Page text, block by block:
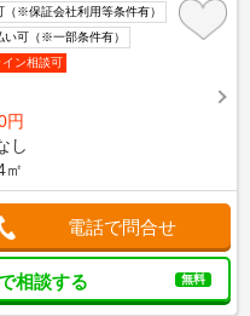
※保証会社利用等条件有）
可（※一部条件有）
ン相談可
円
し
㎡
電話で問合せ
相談する 無料